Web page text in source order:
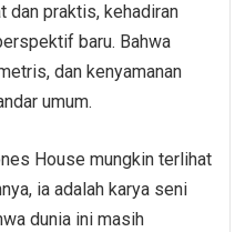
dan praktis, kehadiran
baru. Bahwa
dan kenyamanan
umum.
House mungkin terlihat
ia adalah karya seni
dunia ini masih